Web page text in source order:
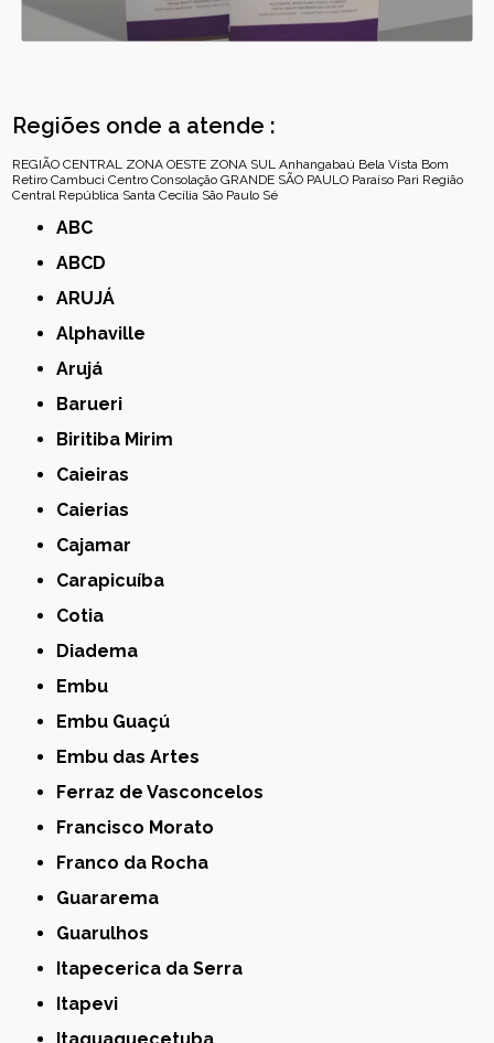
Regiões onde a atende :
REGIÃO CENTRAL ZONA OESTE ZONA SUL Anhangabaú Bela Vista Bom
Retiro Cambuci Centro Consolação GRANDE SÃO PAULO Paraíso Pari Região
Central República Santa Cecília São Paulo Sé
ABC
ABCD
ARUJÁ
Alphaville
Arujá
Barueri
Biritiba Mirim
Caieiras
Caierias
Cajamar
Carapicuíba
Cotia
Diadema
Embu
Embu Guaçú
Embu das Artes
Ferraz de Vasconcelos
Francisco Morato
Franco da Rocha
Guararema
Guarulhos
Itapecerica da Serra
Itapevi
Itaquaquecetuba